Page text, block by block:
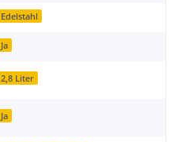
Edelstahl
Ja
2,8 Liter
Ja